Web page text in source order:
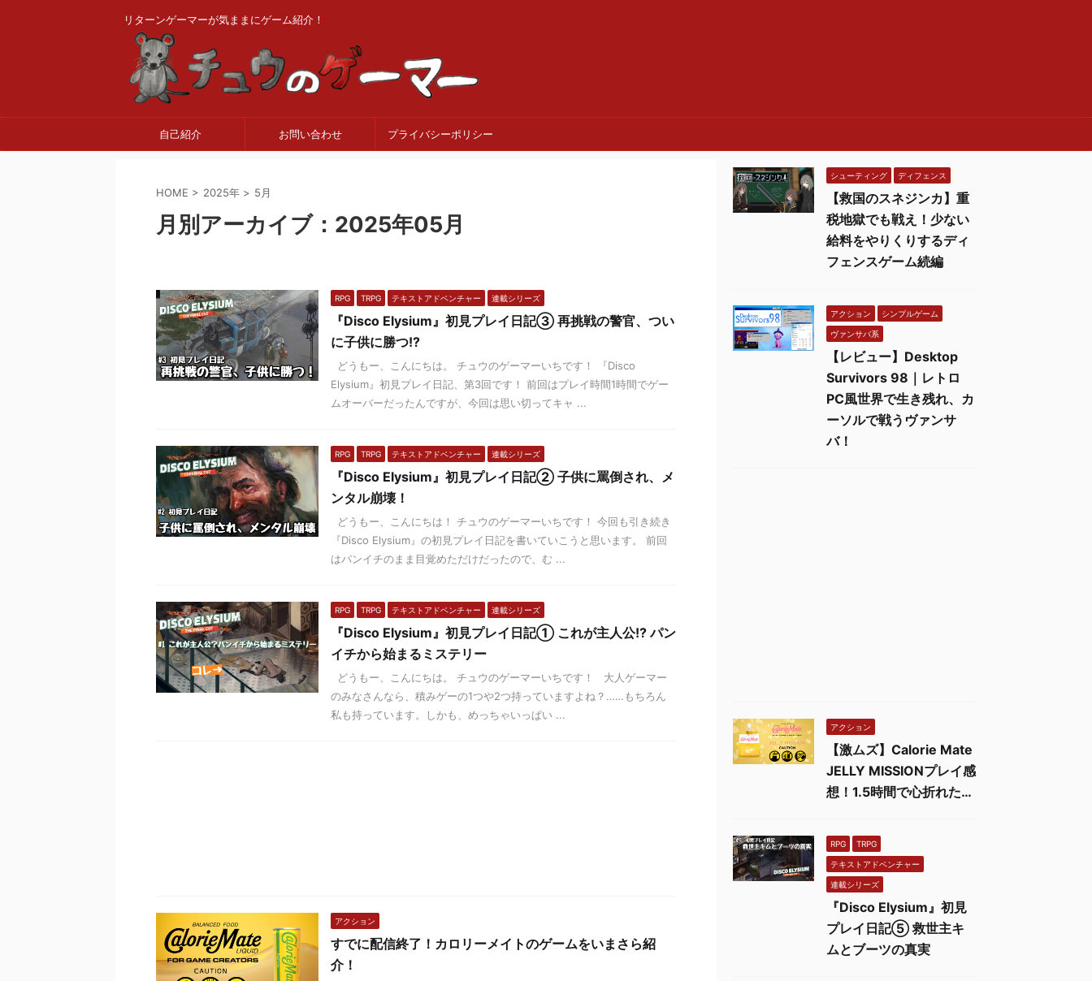
リターンゲーマーが気ままにゲーム紹介！
自己紹介 お問い合わせ プライバシーポリシー
HOME > 2025年 > 5月
月別アーカイブ：2025年05月
RPG TRPG テキストアドベンチャー 連載シリーズ
『Disco Elysium』初見プレイ日記③ 再挑戦の警官、つい
に子供に勝つ!?
どうもー、こんにちは。 チュウのゲーマーいちです！ 『Disco
Elysium』初見プレイ日記、第3回です！ 前回はプレイ時間1時間でゲー
ムオーバーだったんですが、今回は思い切ってキャ ...
RPG TRPG テキストアドベンチャー 連載シリーズ
『Disco Elysium』初見プレイ日記② 子供に罵倒され、メ
ンタル崩壊！
どうもー、こんにちは！ チュウのゲーマーいちです！ 今回も引き続き
『Disco Elysium』の初見プレイ日記を書いていこうと思います。 前回
はパンイチのまま目覚めただけだったので、む ...
RPG TRPG テキストアドベンチャー 連載シリーズ
『Disco Elysium』初見プレイ日記① これが主人公!? パン
イチから始まるミステリー
どうもー、こんにちは。 チュウのゲーマーいちです！ 大人ゲーマー
のみなさんなら、積みゲーの1つや2つ持っていますよね？……もちろん
私も持っています。しかも、めっちゃいっぱい ...
アクション
すでに配信終了！カロリーメイトのゲームをいまさら紹
介！
シューティング ディフェンス
【救国のスネジンカ】重
税地獄でも戦え！少ない
給料をやりくりするディ
フェンスゲーム続編
アクション シンプルゲーム
ヴァンサバ系
【レビュー】Desktop
Survivors 98｜レトロ
PC風世界で生き残れ、カ
ーソルで戦うヴァンサ
バ！
アクション
【激ムズ】Calorie Mate
JELLY MISSIONプレイ感
想！1.5時間で心折れた…
RPG TRPG
テキストアドベンチャー
連載シリーズ
『Disco Elysium』初見
プレイ日記⑤ 救世主キ
ムとブーツの真実